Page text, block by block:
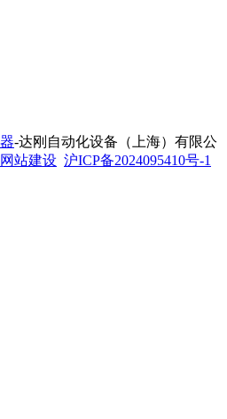
-达刚自动化设备（上海）有限公
网站建设 沪ICP备2024095410号-1